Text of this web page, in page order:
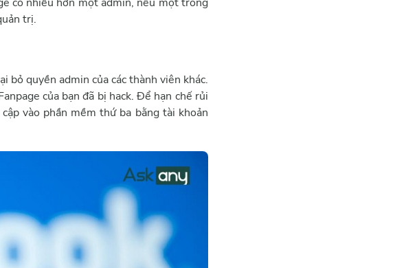
trị.
bỏ quyền admin của các thành viên khác.
của bạn đã bị hack. Để hạn chế rủi
vào phần mềm thứ ba bằng tài khoản